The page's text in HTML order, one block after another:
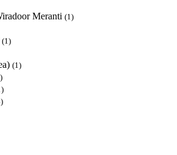
Meranti (1)
(1)
(1)